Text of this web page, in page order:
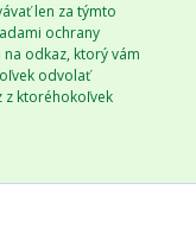
len za týmto
ochrany
odkaz, ktorý vám
odvolať
z ktoréhokoľvek